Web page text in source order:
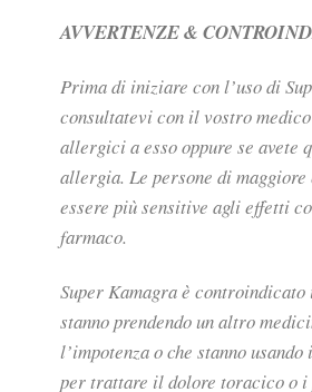
AVVERTENZE &
Prima di iniziare con l’uso di
consultatevi con il vostro
allergici a esso oppure se avete
allergia. Le persone di maggiore
essere più sensitive agli effetti
farmaco.
Super Kamagra è controindicato
stanno prendendo un altro
l’impotenza o che stanno
per trattare il dolore toracico o